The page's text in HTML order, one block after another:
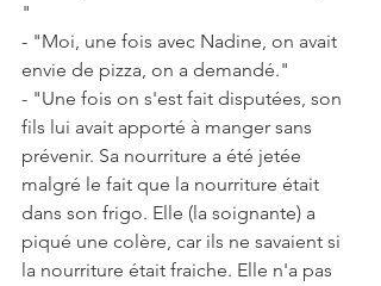
"
- "Moi, une fois avec Nadine, on avait
envie de pizza, on a demandé."
- "Une fois on s'est fait disputées, son
fils lui avait apporté à manger sans
prévenir. Sa nourriture a été jetée
malgré le fait que la nourriture était
dans son frigo. Elle (la soignante) a
piqué une colère, car ils ne savaient si
la nourriture était fraiche. Elle n'a pas